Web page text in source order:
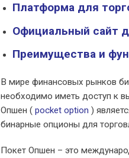
Платформа для
Официальный сайт
Преимущества и
В мире финансовых рынков
необходимо иметь доступ к
Опшен ( pocket option )
бинарные опционы для
Покет Опшен – это